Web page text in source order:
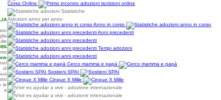
di
le
a
Corso Online
Statistiche
Adozioni anno per anno
Anno in corso
Anni precedenti
Tempi adozioni
Cerco mamma e papà
Sostieni SPAI
Cinque X Mille